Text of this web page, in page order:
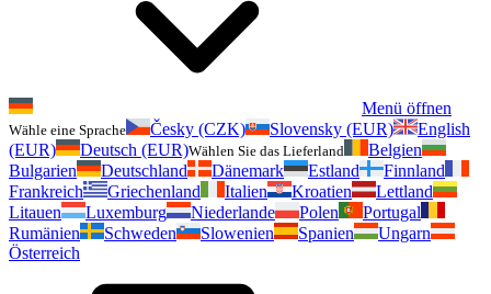
Menü öffnen
Wähle eine Sprache Česky (CZK) Slovensky (EUR)
English
(EUR)
Deutsch (EUR)Wählen Sie das Lieferland
Belgien
Bulgarien
Deutschland Dänemark Estland
Finnland
Frankreich
Griechenland Italien Kroatien
Lettland
Litauen
Luxemburg Niederlande Polen
Portugal
Rumänien
Schweden Slowenien Spanien
Ungarn
Österreich